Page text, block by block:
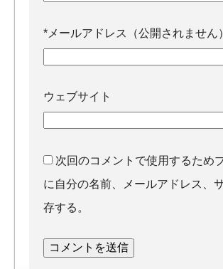
* メールアドレス（公開されません）
ウェブサイト
次回のコメントで使用するため
に自分の名前、メールアドレス、
存する。